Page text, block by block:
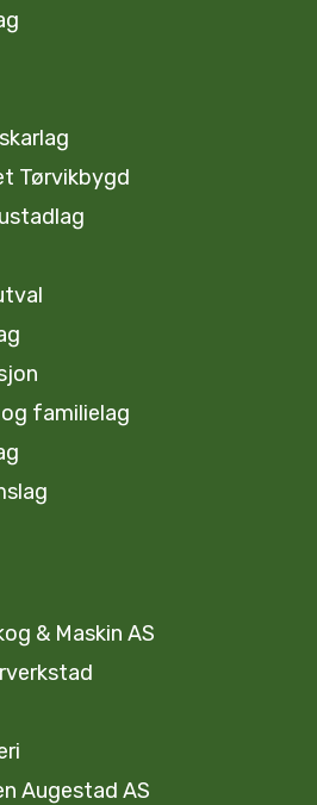
Tørvikbygd
familielag
& Maskin AS
Augestad AS